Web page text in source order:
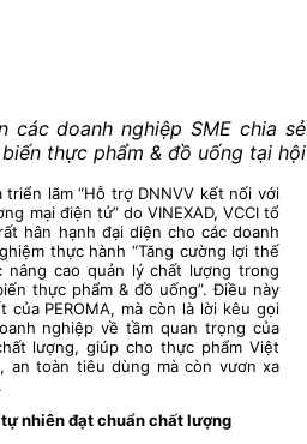
các doanh nghiệp SME chia
thực phẩm & đồ uống tại
lãm “Hỗ trợ DNNVV kết nối với
mại điện tử” do VINEXAD, VCCI tổ
hân hạnh đại diện cho các doanh
thực hành “Tăng cường lợi thế
nâng cao quản lý chất lượng trong
thực phẩm & đồ uống”. Điều này
PEROMA, mà còn là lời kêu gọi
nghiệp về tầm quan trọng của
lượng, giúp cho thực phẩm Việt
an toàn tiêu dùng mà còn vươn xa
nhiên đạt chuẩn chất lượng